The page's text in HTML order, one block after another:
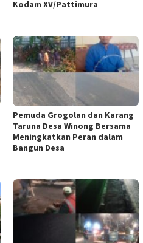
Kodam XV/Pattimura
Pemuda Grogolan dan Karang
Taruna Desa Winong Bersama
Meningkatkan Peran dalam
Bangun Desa